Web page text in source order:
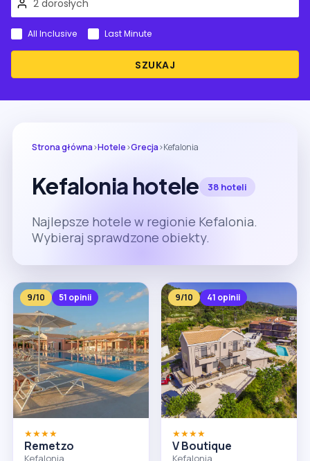
SZUKAJ
All Inclusive Last Minute
Strona główna›Hotele›Grecja›Kefalonia
Kefalonia hotele 38 hoteli
Najlepsze hotele w regionie Kefalonia.
Wybieraj sprawdzone obiekty.
9/10 51 opinii
★★★★
Remetzo
Kefalonia
9/10 41 opinii
★★★★
V Boutique
Kefalonia